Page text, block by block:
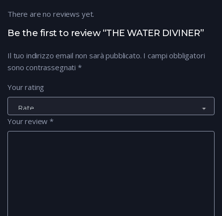
Be the first to review “THE WATER DIVINER”
Il tuo indirizzo email non sarà pubblicato. I campi obbligatori
sono contrassegnati *
Your rating
Your review*
There are no reviews yet.